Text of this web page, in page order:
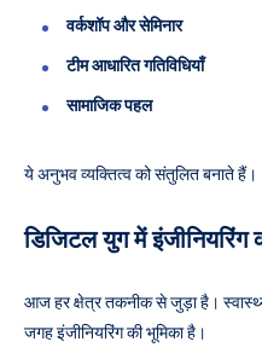
वर्कशॉप और सेमिनार
टीम आधारित गतिविधियाँ
सामाजिक पहल
ये अनुभव व्यक्तित्व को संतुलित बनाते हैं।
डिजिटल युग में इंजीनियरिंग
आज हर क्षेत्र तकनीक से जुड़ा है।
जगह इंजीनियरिंग की भूमिका है।